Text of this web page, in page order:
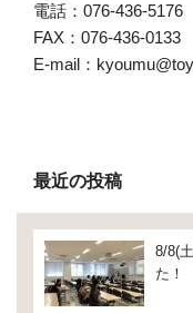
電話： 076-436-5176
FAX： 076-436-0133
E-mail：
最近の投稿
8/8(
た！